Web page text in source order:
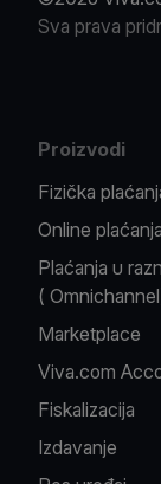
Sva prava
Proizvodi
Fizička
Online plaćanja
Plaćanja u
(
Marketplace
Viva.com
Fiskalizacija
Izdavanje